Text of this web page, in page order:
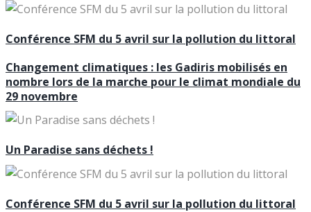
Conférence SFM du 5 avril sur la pollution du littoral
Changement climatiques : les Gadiris mobilisés en
nombre lors de la marche pour le climat mondiale du
29 novembre
Un Paradise sans déchets !
Conférence SFM du 5 avril sur la pollution du littoral